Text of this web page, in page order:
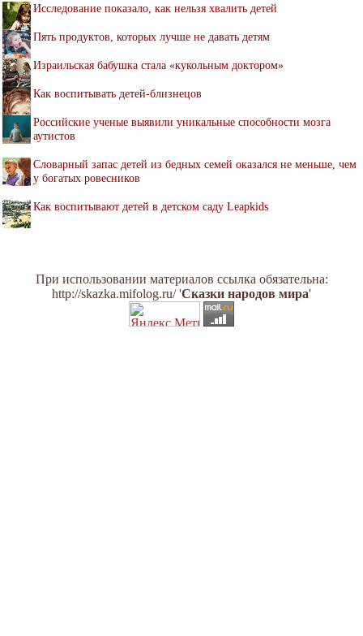
Исследование показало, как нельзя хвалить детей
Пять продуктов, которых лучше не давать детям
Израильская бабушка стала «кукольным доктором»
Как воспитывать детей-близнецов
Российские ученые выявили уникальные способности мозга
аутистов
Словарный запас детей из бедных семей оказался не меньше, чем
у богатых ровесников
Как воспитывают детей в детском саду Leapkids
При использовании материалов ссылка обязательна:
http://skazka.mifolog.ru/ 'Сказки народов мира'